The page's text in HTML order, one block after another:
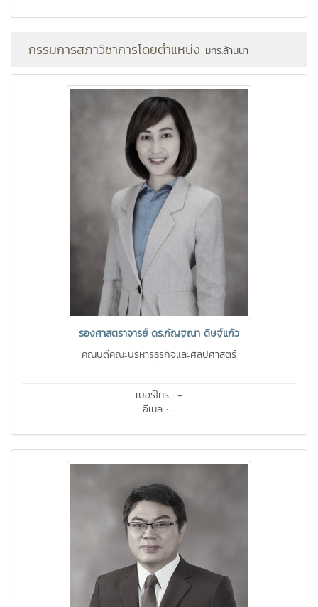
กรรมการสภาวิชาการโดยตำแหน่ง มทร.ล้านนา
รองศาสตราจารย์ ดร.กัญฐณา ดิษฐ์แก้ว
คณบดีคณะบริหารธุรกิจและศิลปศาสตร์
เบอร์โทร : -
อีเมล : -